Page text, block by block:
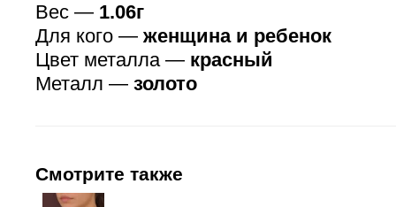
Вес — 1.06г
Для кого — женщина и ребенок
Цвет металла — красный
Металл — золото
Смотрите также